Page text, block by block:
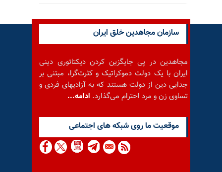
سازمان مجاهدین خلق ایران
مجاهدین در پی جایگزین کردن دیکتاتوری دینی
ایران با یک دولت دموکراتیک و کثرت‌گرا، مبتنی بر
جدایی دین از دولت هستند که به آزادیهای فردی و
تساوی زن و مرد احترام می‌گذارد. ادامه...
موقعيت ما روى شبكه هاى اجتماعى